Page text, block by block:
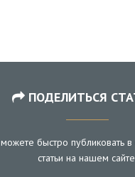
ПОДЕЛИТЬСЯ
быстро публиковать
статьи на нашем